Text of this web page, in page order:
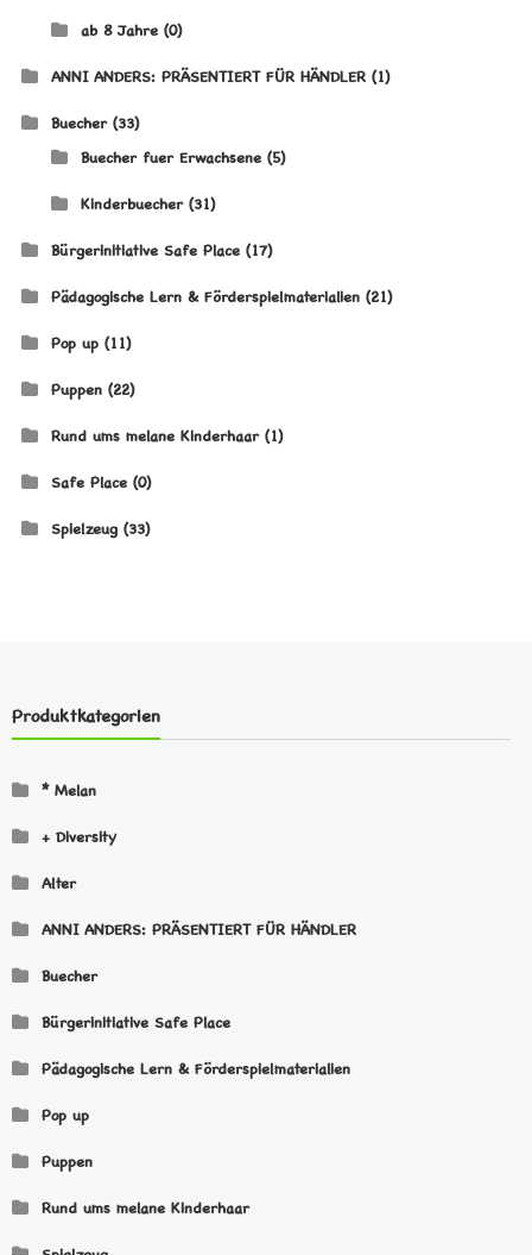
ab 8 Jahre (0)
ANNI ANDERS: PRÄSENTIERT FÜR HÄNDLER (1)
Buecher (33)
Buecher fuer Erwachsene (5)
Kinderbuecher (31)
Bürgerinitiative Safe Place (17)
Pädagogische Lern & Förderspielmaterialien (21)
Pop up (11)
Puppen (22)
Rund ums melane Kinderhaar (1)
Safe Place (0)
Spielzeug (33)
Produktkategorien
* Melan
+ Diversity
Alter
ANNI ANDERS: PRÄSENTIERT FÜR HÄNDLER
Buecher
Bürgerinitiative Safe Place
Pädagogische Lern & Förderspielmaterialien
Pop up
Puppen
Rund ums melane Kinderhaar